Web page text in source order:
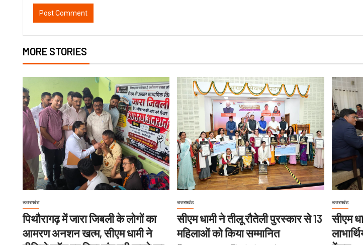
MORE STORIES
उत्तराखंड
पिथौरागढ़ में जारा जिबली के लोगों का
आमरण अनशन खत्म, सीएम धामी ने
उत्तराखंड
सीएम धामी ने तीलू रौतेली पुरस्कार से 13
महिलाओं को किया सम्मानित
उत्तराखंड
सीएम